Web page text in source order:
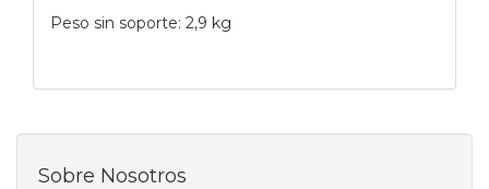
Peso sin soporte: 2,9 kg
Sobre Nosotros